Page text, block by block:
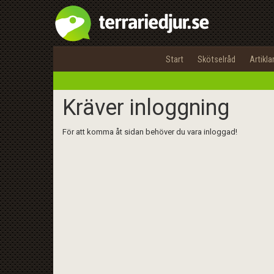
Start Skötselråd Artiklar
Kräver inloggning
För att komma åt sidan behöver du vara inloggad!